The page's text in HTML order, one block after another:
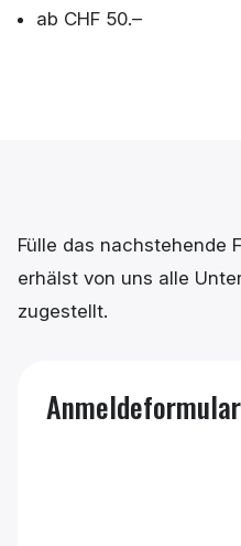
ab CHF 50.–
Fülle das nachstehende
erhälst von uns alle
zugestellt.